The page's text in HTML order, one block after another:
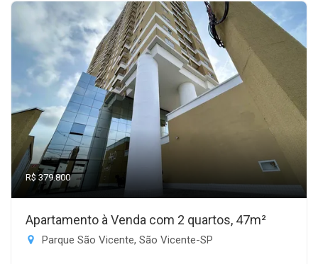
R$ 379.800
Apartamento à Venda com 2 quartos, 47m²
Parque São Vicente, São Vicente-SP